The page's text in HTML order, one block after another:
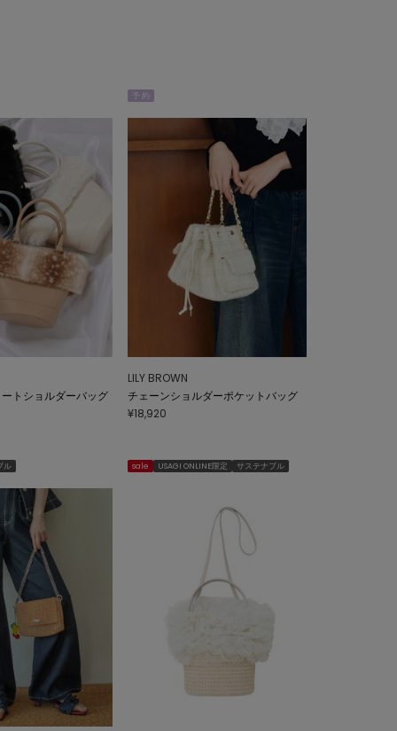
トショルダーバッグ
予 約
LILY BROWN
チェーンショルダーポケットバッグ
¥18,920
ル sale USAGI ONLINE限定 サステナブル